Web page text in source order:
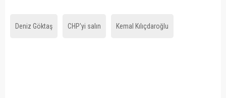
Deniz Göktaş CHP'yi salın Kemal Kılıçdaroğlu